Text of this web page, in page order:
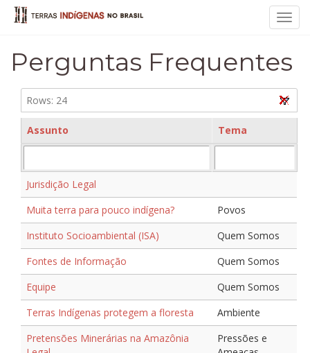
Perguntas Frequentes
Rows: 24
Assunto Tema
Jurisdição Legal
Muita terra para pouco indígena?
Povos
Instituto Socioambiental (ISA)
Quem Somos
Fontes de Informação
Quem Somos
Equipe
Quem Somos
Terras Indígenas protegem a floresta
Ambiente
Pretensões Minerárias na Amazônia
Pressões e